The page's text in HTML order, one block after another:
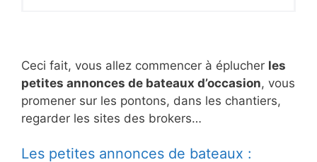
Ceci fait, vous allez commencer à éplucher les
petites annonces de bateaux d’occasion, vous
promener sur les pontons, dans les chantiers,
regarder les sites des brokers…
Les petites annonces de bateaux :